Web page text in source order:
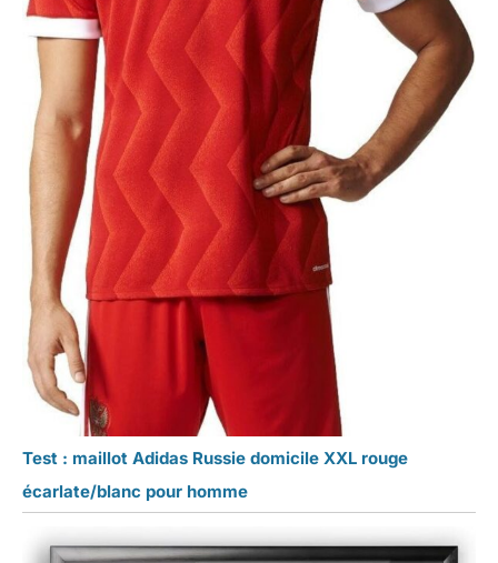
Test : maillot Adidas Russie domicile XXL rouge
écarlate/blanc pour homme